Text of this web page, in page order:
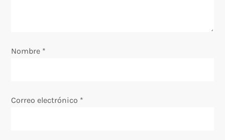
t
a
Nombre *
Correo electrónico *